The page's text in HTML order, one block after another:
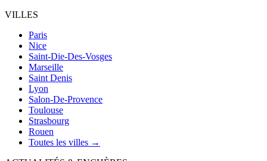
VILLES
Paris
Nice
Saint-Die-Des-Vosges
Marseille
Saint Denis
Lyon
Salon-De-Provence
Toulouse
Strasbourg
Rouen
Toutes les villes →